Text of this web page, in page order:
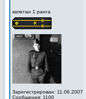
капитан 1 ранга
Зарегистрирован: 11.06.2007
Сообщения: 1100